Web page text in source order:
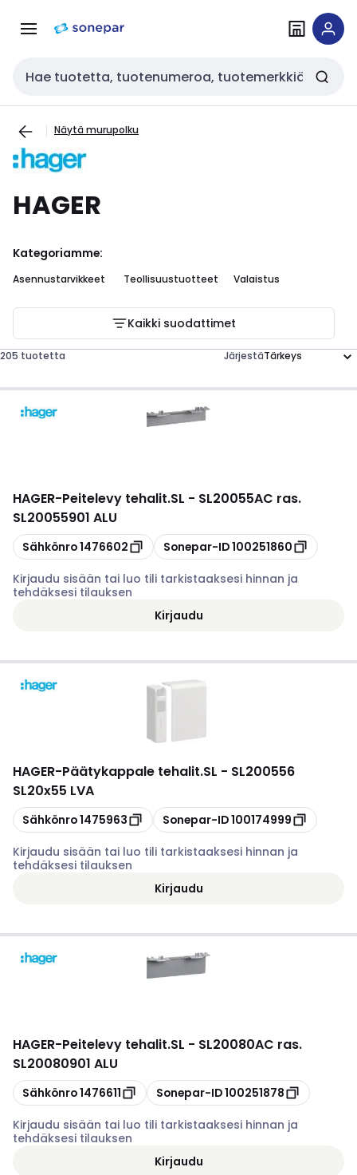
navigointiinsisältöön
Haku
Näytä murupolku
HAGER
Kategoriamme:
Asennustarvikkeet Teollisuustuotteet Valaistus
Kaikki suodattimet
205 tuotetta Järjestä
HAGER-Peitelevy tehalit.SL - SL20055AC ras.
SL20055901 ALU
Kopioi
Sähkönro1476602 Kopioi
Sonepar-ID100251860
Kirjaudu sisään tai luo tili tarkistaaksesi hinnan ja
tehdäksesi tilauksen
Kirjaudu
HAGER-Päätykappale tehalit.SL - SL200556
SL20x55 LVA
Kopioi
Sähkönro1475963 Kopioi
Sonepar-ID100174999
Kirjaudu sisään tai luo tili tarkistaaksesi hinnan ja
tehdäksesi tilauksen
Kirjaudu
HAGER-Peitelevy tehalit.SL - SL20080AC ras.
SL20080901 ALU
Kopioi
Sähkönro1476611 Kopioi
Sonepar-ID100251878
Kirjaudu sisään tai luo tili tarkistaaksesi hinnan ja
tehdäksesi tilauksen
Kirjaudu